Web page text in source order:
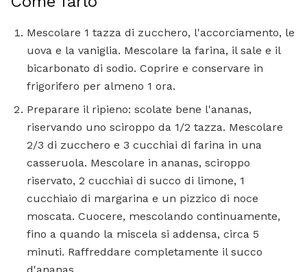
Mescolare 1 tazza di zucchero, l'accorciamento, le
uova e la vaniglia. Mescolare la farina, il sale e il
bicarbonato di sodio. Coprire e conservare in
frigorifero per almeno 1 ora.
Preparare il ripieno: scolate bene l'ananas,
riservando uno sciroppo da 1/2 tazza. Mescolare
2/3 di zucchero e 3 cucchiai di farina in una
casseruola. Mescolare in ananas, sciroppo
riservato, 2 cucchiai di succo di limone, 1
cucchiaio di margarina e un pizzico di noce
moscata. Cuocere, mescolando continuamente,
fino a quando la miscela si addensa, circa 5
minuti. Raffreddare completamente il succo
d'ananas.